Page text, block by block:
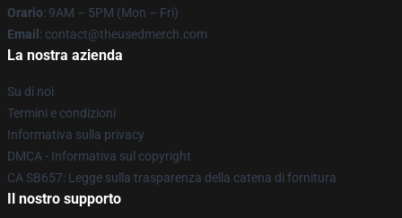
Orario: 9AM – 5PM (Mon – Fri)
Email : contact@theusedmerch.com
La nostra azienda
Su di noi
Termini e condizioni
Informativa sulla privacy
DMCA - Informativa sul copyright
CA SB657: Legge sulla trasparenza della catena di fornitura
Il nostro supporto